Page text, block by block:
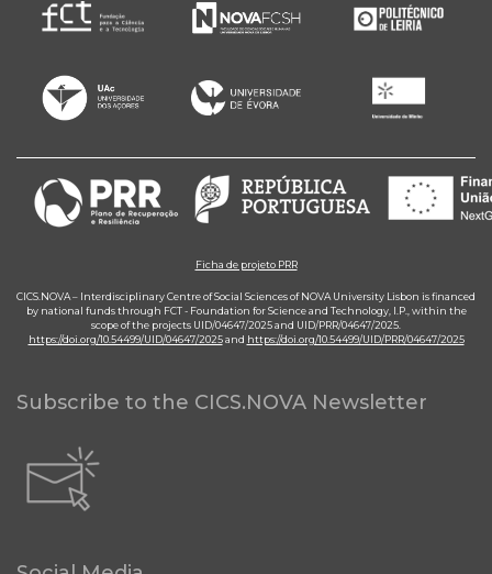
Ficha de projeto PRR
CICS.NOVA – Interdisciplinary Centre of Social Sciences of NOVA University Lisbon is financed
by national funds through FCT - Foundation for Science and Technology, I.P., within the
scope of the projects UID/04647/2025 and UID/PRR/04647/2025.
https://doi.org/10.54499/UID/04647/2025and https://doi.org/10.54499/UID/PRR/04647/2025
Subscribe to the CICS.NOVA Newsletter